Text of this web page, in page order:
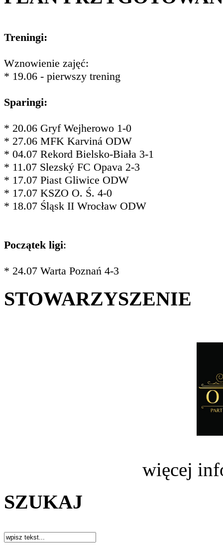
Treningi:
Wznowienie zajęć:
* 19.06 - pierwszy trening
Sparingi:
* 20.06 Gryf Wejherowo 1-0
* 27.06 MFK Karviná ODW
* 04.07 Rekord Bielsko-Biała 3-1
* 11.07 Slezský FC Opava 2-3
* 17.07 Piast Gliwice ODW
* 17.07 KSZO O. Ś. 4-0
* 18.07 Śląsk II Wrocław ODW
Początek ligi:
* 24.07 Warta Poznań 4-3
STOWARZYSZENIE
więcej
SZUKAJ